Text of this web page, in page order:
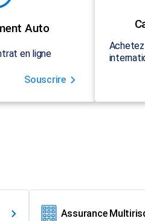
Auto
en ligne
Souscrire
Assurance